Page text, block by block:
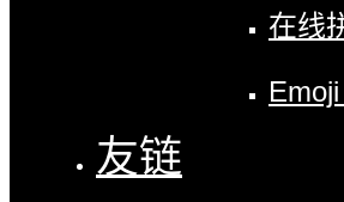
在线
友链